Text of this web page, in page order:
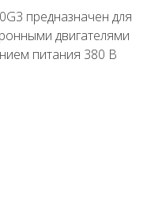
предназначен для
двигателями
питания 380 В